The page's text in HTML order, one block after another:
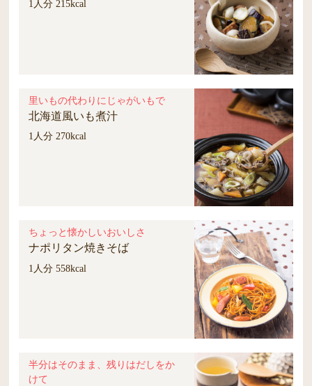
1人分 215kcal
里いもの代わりにじゃがいもで
北海道風いも煮汁
1人分 270kcal
ちょっと懐かしいおいしさ
ナポリタン焼きそば
1人分 558kcal
半分はそのまま、残りはだしをか
けて